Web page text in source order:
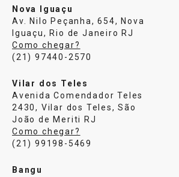
Nova Iguaçu
Av. Nilo Peçanha, 654, Nova
Iguaçu, Rio de Janeiro RJ
Como chegar?
(21) 97440-2570
Vilar dos Teles
Avenida Comendador Teles
2430, Vilar dos Teles, São
João de Meriti RJ
Como chegar?
(21) 99198-5469
Bangu